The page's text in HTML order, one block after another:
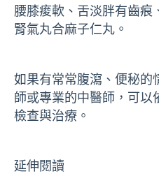
腰膝痠軟、舌淡胖有齒痕
腎氣丸合麻子仁丸。
如果有常常腹瀉、便秘的
師或專業的中醫師，可以
檢查與治療。
延伸閱讀